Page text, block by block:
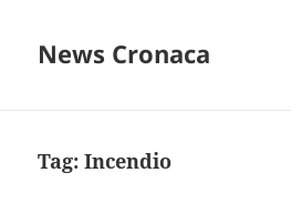
News Cronaca
Tag:Incendio